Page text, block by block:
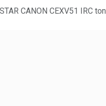
CANON CEXV51 IRC